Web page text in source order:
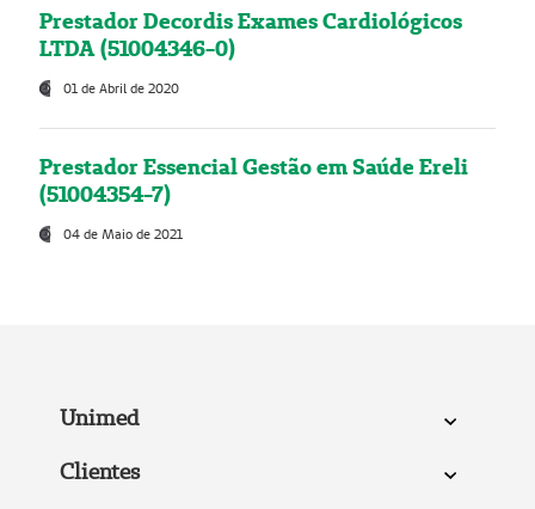
Prestador Decordis Exames Cardiológicos
LTDA (51004346-0)
01 de Abril de 2020
Prestador Essencial Gestão em Saúde Ereli
(51004354-7)
04 de Maio de 2021
Unimed
Clientes